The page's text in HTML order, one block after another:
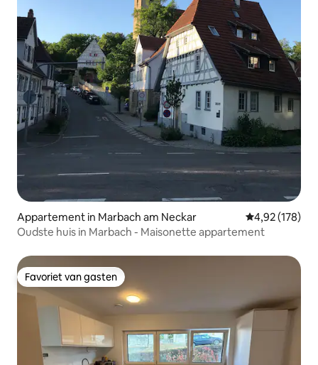
Appartement in Marbach am Neckar Gemiddelde
4,92 (178)
Oudste huis in Marbach - Maisonette appartement
Favoriet van gasten
Favoriet van gasten